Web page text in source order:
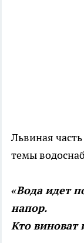
Львиная
темы
«Вода идет
напор.
Кто виноват